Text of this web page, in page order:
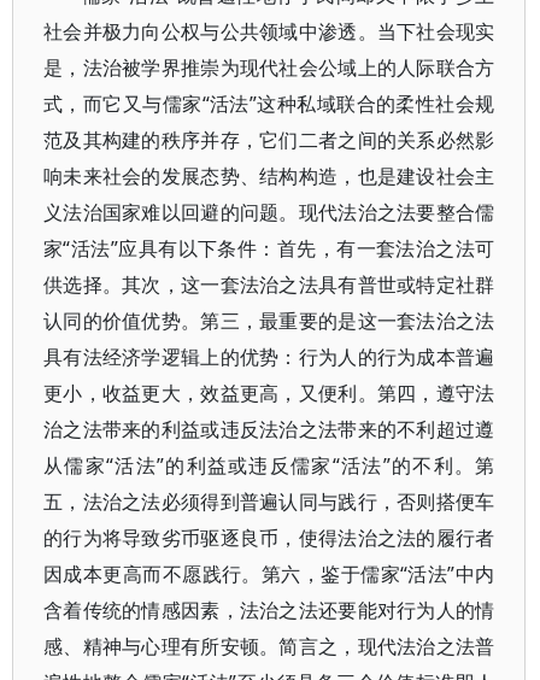
社会并极力向公权与公共领域中渗透。当下社会现实
是，法治被学界推崇为现代社会公域上的人际联合方
式，而它又与儒家“活法”这种私域联合的柔性社会规
范及其构建的秩序并存，它们二者之间的关系必然影
响未来社会的发展态势、结构构造，也是建设社会主
义法治国家难以回避的问题。现代法治之法要整合儒
家“活法”应具有以下条件：首先，有一套法治之法可
供选择。其次，这一套法治之法具有普世或特定社群
认同的价值优势。第三，最重要的是这一套法治之法
具有法经济学逻辑上的优势：行为人的行为成本普遍
更小，收益更大，效益更高，又便利。第四，遵守法
治之法带来的利益或违反法治之法带来的不利超过遵
从儒家“活法”的利益或违反儒家“活法”的不利。第
五，法治之法必须得到普遍认同与践行，否则搭便车
的行为将导致劣币驱逐良币，使得法治之法的履行者
因成本更高而不愿践行。第六，鉴于儒家“活法”中内
含着传统的情感因素，法治之法还要能对行为人的情
感、精神与心理有所安顿。简言之，现代法治之法普